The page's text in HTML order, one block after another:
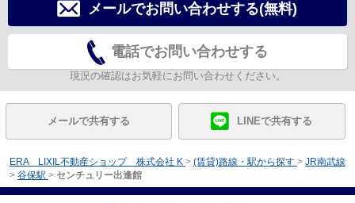
メールでお問い合わせする(無料)
電話でお問い合わせする
現況の確認はお気軽にお問い合わせください。
メールで共有する LINEで共有する
ERA LIXIL不動産ショップ 株式会社 K > (賃貸)路線・駅から探す > JR南武線
> 谷保駅 > センチュリー出逢館